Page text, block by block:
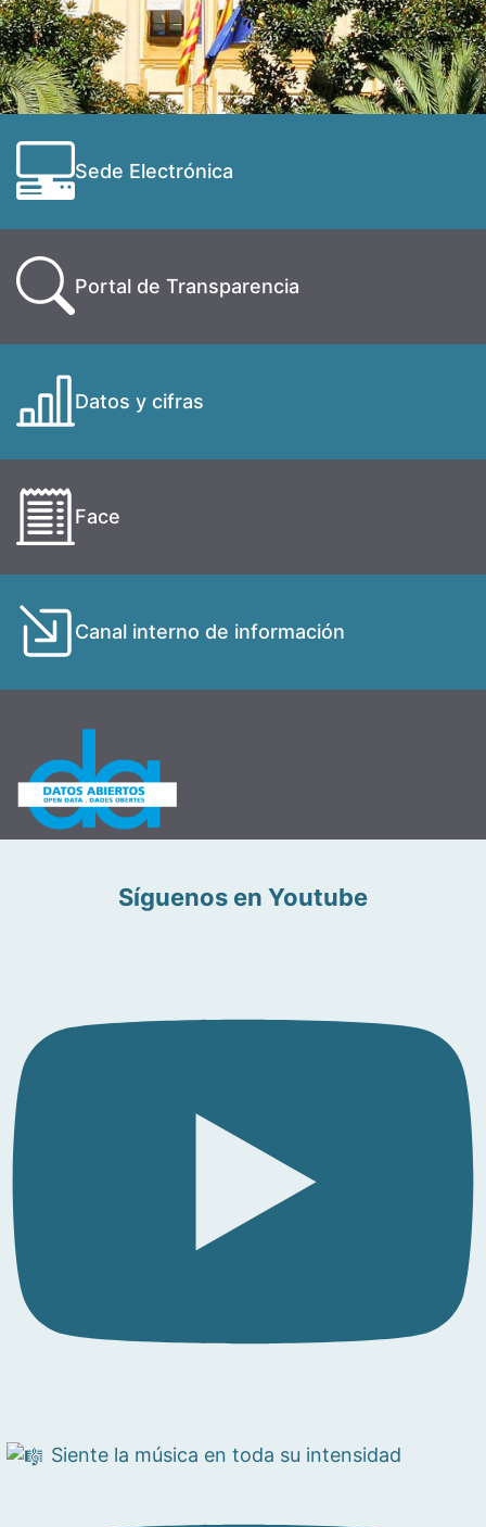
Sede Electrónica
Portal de Transparencia
Datos y cifras
Face
Canal interno de información
Síguenos en Youtube
Siente la música en toda su intensidad